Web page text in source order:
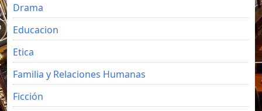
Drama
Educacion
Etica
Familia y Relaciones Humanas
Ficción